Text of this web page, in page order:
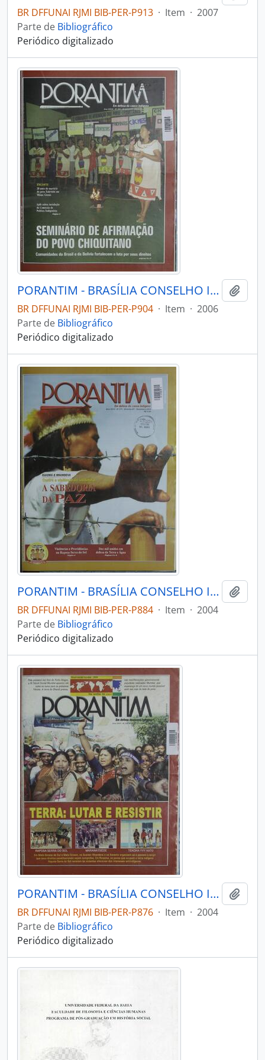
BR DFFUNAI RJMI BIB-PER-P913 · Item · 2007
Parte de Bibliográfico
Periódico digitalizado
PORANTIM - BRASÍLIA CONSELHO INDIGENISTA MISSIONÁRIO - 2006 - Nº291
BR DFFUNAI RJMI BIB-PER-P904 · Item · 2006
Parte de Bibliográfico
Periódico digitalizado
PORANTIM - BRASÍLIA CONSELHO INDIGENISTA MISSIONÁRIO - 2004 - Nº271
BR DFFUNAI RJMI BIB-PER-P884 · Item · 2004
Parte de Bibliográfico
Periódico digitalizado
PORANTIM - BRASÍLIA CONSELHO INDIGENISTA MISSIONÁRIO - 2004 - Nº262
BR DFFUNAI RJMI BIB-PER-P876 · Item · 2004
Parte de Bibliográfico
Periódico digitalizado